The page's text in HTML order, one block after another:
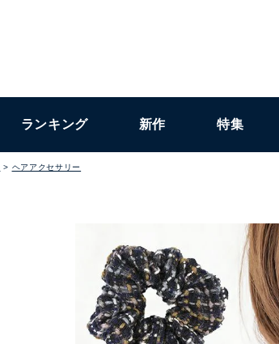
ランキング 新作 特集
ヘアアクセサリー